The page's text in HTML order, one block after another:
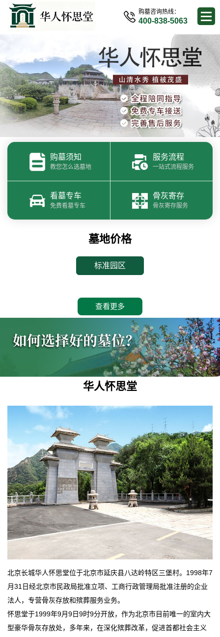
购墓咨询热线：
400-838-5063
购墓须知
教您怎么选墓地
服务流程
一站式流程服务
看墓专车
免费看墓专车
骨灰寄存
骨灰寄存服务
墓地价格
标准园区
查看更多
华人怀思堂
北京长城华人怀思堂位于北京市延庆县八达岭特区三堡村。1998年7
月31日经北京市民政局批准立项、工商行政管理局批准注册的企业
法人，专营骨灰存放和殡葬服务业务。
怀思堂于1999年9月9日9时9分开放，作为北京市目前唯一的室内大
型豪华骨灰存放处，多年来，在深化殡葬改革，促进首都社会主义